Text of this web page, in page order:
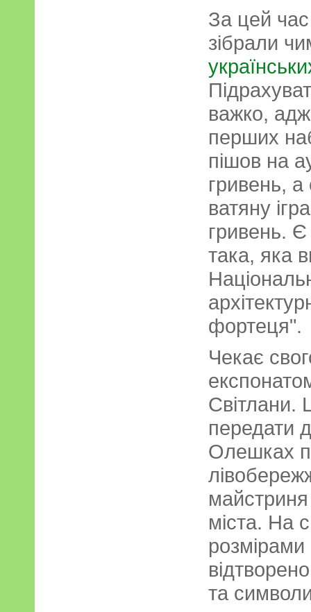
За цей
зібрали
важко,
перших
пішов на
гривень,
ватяну
гривень. Є
така, яка
фортеця".
Чекає
Світлани.
передати
Олешках
міста. На
та